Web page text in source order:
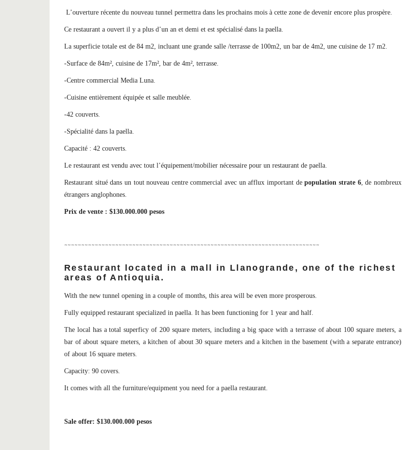
L’ouverture récente du nouveau tunnel permettra dans les prochains mois à cette zone de devenir encore plus prospère.
Ce restaurant a ouvert il y a plus d’un an et demi et est spécialisé dans la paella.
La superficie totale est de 84 m2, incluant une grande salle /terrasse de 100m2, un bar de 4m2, une cuisine de 17 m2.
-Surface de 84m², cuisine de 17m², bar de 4m², terrasse.
-Centre commercial Media Luna.
-Cuisine entièrement équipée et salle meublée.
-42 couverts.
-Spécialité dans la paella.
Capacité : 42 couverts.
Le restaurant est vendu avec tout l’équipement/mobilier nécessaire pour un restaurant de paella.
Restaurant situé dans un tout nouveau centre commercial avec un afflux important depopulation strate 6, de nombreux
étrangers anglophones.
Prix de vente : $130.000.000 pesos
~~~~~~~~~~~~~~~~~~~~~~~~~~~~~~~~~~~~~~~~~~~~~~~~~~~~~~~~~~~~~~~~~~~~~~~~~~~
Restaurant located in a mall in Llanogrande, one of the richest
areas of Antioquia.
With the new tunnel opening in a couple of months, this area will be even more prosperous.
Fully equipped restaurant specialized in paella. It has been functioning for 1 year and half.
The local has a total superficy of 200 square meters, including a big space with a terrasse of about 100 square meters, a
bar of ​​about square meters, a kitchen of about 30 square meters and a kitchen in the basement (with a separate entrance)
of about 16 square meters.
Capacity: 90 covers.
It comes with all the furniture/equipment you need for a paella restaurant.
Sale offer: $130.000.000 pesos